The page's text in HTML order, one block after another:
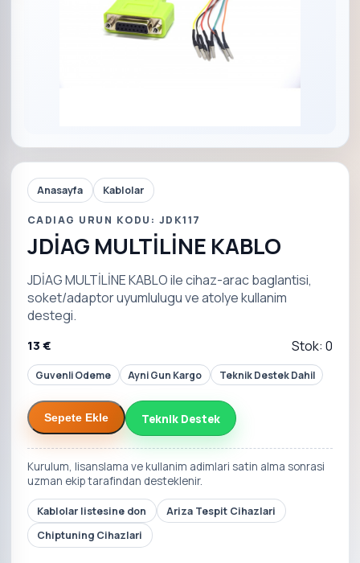
Anasayfa Kablolar
CADIAG URUN KODU: JDK117
JDİAG MULTİLİNE KABLO
JDİAG MULTİLİNE KABLO ile cihaz-arac baglantisi,
soket/adaptor uyumlulugu ve atolye kullanim
destegi.
13 € Stok: 0
Guvenli Odeme Ayni Gun Kargo Teknik Destek Dahil
Sepete Ekle Teknik Destek
Kurulum, lisanslama ve kullanim adimlari satin alma sonrasi
uzman ekip tarafindan desteklenir.
Kablolar listesine don
Ariza Tespit Cihazlari
Chiptuning Cihazlari